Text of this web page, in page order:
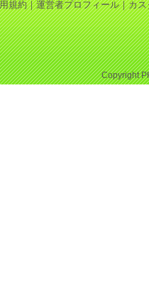
規約｜運営者プロフィール｜カス
Copyright